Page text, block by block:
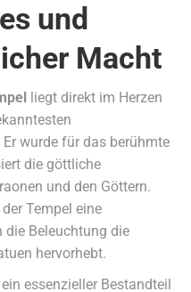
und
Macht
liegt direkt im Herzen
Er wurde für das berühmte
die göttliche
und den Göttern.
Tempel eine
die Beleuchtung die
hervorhebt.
essenzieller Bestandteil